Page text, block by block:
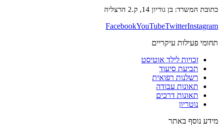
כתובת המשרד: בן גוריון 14, ק.2 הרצליה
FacebookYouTubeTwitterInstagram
תחומי פעילות עיקריים
זכויות לילד אוטיסט
תביעת סיעוד
רשלנות רפואית
תאונות עבודה
תאונות דרכים
נוטריון
מידע נוסף באתר